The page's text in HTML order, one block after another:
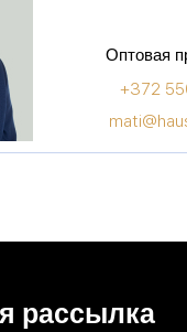
Оптовая
+372
рассылка